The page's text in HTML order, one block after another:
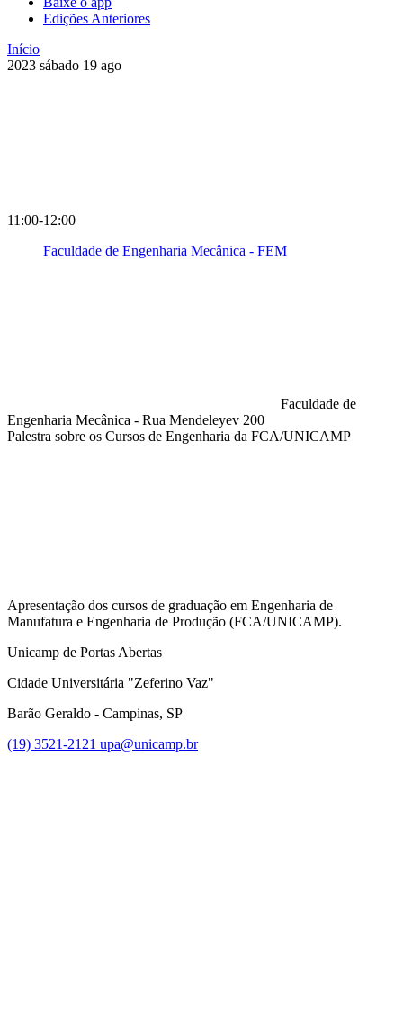
Edições Anteriores
Início
2023 sábado 19 ago
11:00-12:00
Faculdade de Engenharia Mecânica - FEM
Faculdade de
Engenharia Mecânica - Rua Mendeleyev 200
Palestra sobre os Cursos de Engenharia da FCA/UNICAMP
Apresentação dos cursos de graduação em Engenharia de
Manufatura e Engenharia de Produção (FCA/UNICAMP).
Unicamp de Portas Abertas
Cidade Universitária "Zeferino Vaz"
Barão Geraldo - Campinas, SP
(19) 3521-2121 upa@unicamp.br